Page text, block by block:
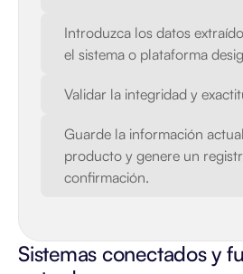
Introduzca los datos
el sistema o plataforma
Validar la integridad y
Guarde la información
producto y genere un
confirmación.
Sistemas conectados y